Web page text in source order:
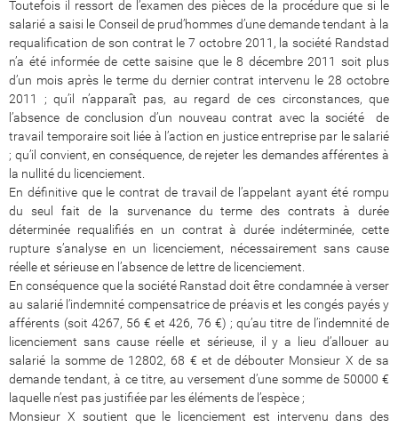
Toutefois il ressort de l’examen des pièces de la procédure que si le
salarié a saisi le Conseil de prud’hommes d’une demande tendant à la
requalification de son contrat le 7 octobre 2011, la société Randstad
n’a été informée de cette saisine que le 8 décembre 2011 soit plus
d’un mois après le terme du dernier contrat intervenu le 28 octobre
2011 ; qu’il n’apparaît pas, au regard de ces circonstances, que
l’absence de conclusion d’un nouveau contrat avec la société de
travail temporaire soit liée à l’action en justice entreprise par le salarié
; qu’il convient, en conséquence, de rejeter les demandes afférentes à
la nullité du licenciement.
En définitive que le contrat de travail de l’appelant ayant été rompu
du seul fait de la survenance du terme des contrats à durée
déterminée requalifiés en un contrat à durée indéterminée, cette
rupture s’analyse en un licenciement, nécessairement sans cause
réelle et sérieuse en l’absence de lettre de licenciement.
En conséquence que la société Ranstad doit être condamnée à verser
au salarié l’indemnité compensatrice de préavis et les congés payés y
afférents (soit 4267, 56 € et 426, 76 €) ; qu’au titre de l’indemnité de
licenciement sans cause réelle et sérieuse, il y a lieu d’allouer au
salarié la somme de 12802, 68 € et de débouter Monsieur X de sa
demande tendant, à ce titre, au versement d’une somme de 50000 €
laquelle n’est pas justifiée par les éléments de l’espèce ;
Monsieur X soutient que le licenciement est intervenu dans des